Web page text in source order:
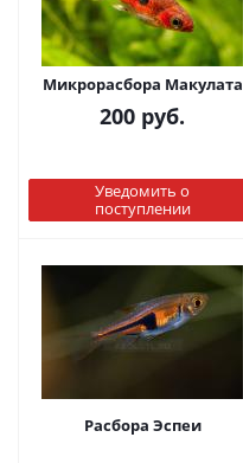
Микрорасбора Макулата
200 руб.
Уведомить о
поступлении
Расбора Эспеи